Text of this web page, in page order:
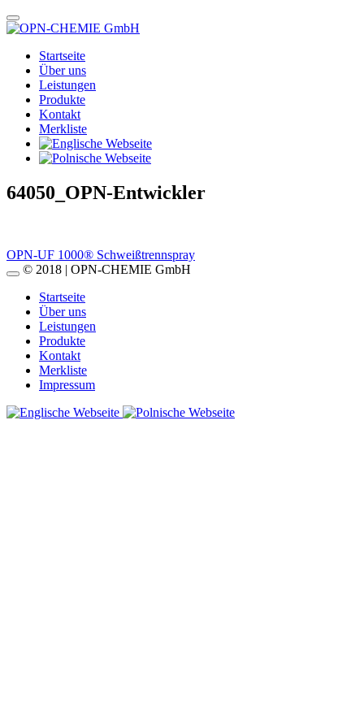
Startseite
Über uns
Leistungen
Produkte
Kontakt
Merkliste
64050_OPN-Entwickler
Beitragsnavigation
OPN-UF 1000® Schweißtrennspray
© 2018 | OPN-CHEMIE GmbH
Startseite
Über uns
Leistungen
Produkte
Kontakt
Merkliste
Impressum